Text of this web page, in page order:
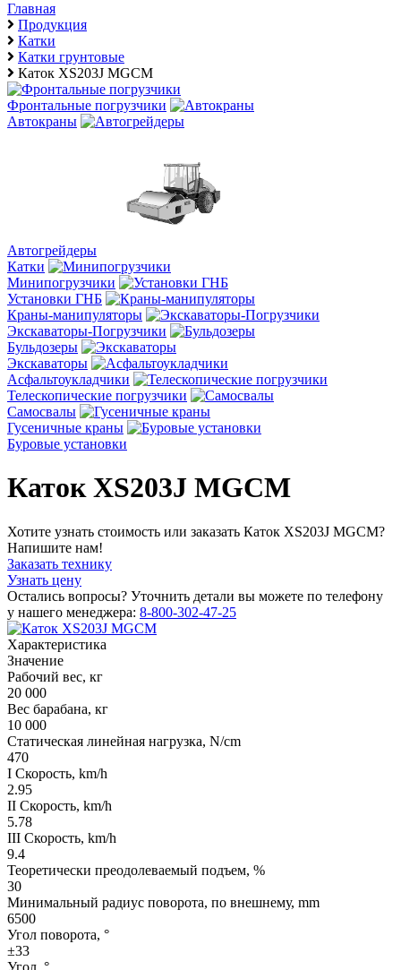
Главная
Продукция
Катки
Катки грунтовые
Каток XS203J MGCM
Фронтальные погрузчики
Автокраны
Автогрейдеры
Катки
Минипогрузчики
Установки ГНБ
Краны-манипуляторы
Экскаваторы-Погрузчики
Бульдозеры
Экскаваторы
Асфальтоукладчики
Телескопические погрузчики
Cамосвалы
Гусеничные краны
Буровые установки
Каток XS203J MGCM
Хотите узнать стоимость или заказать Каток XS203J MGCM?
Напишите нам!
Заказать технику
Узнать цену
Остались вопросы? Уточнить детали вы можете по телефону
у нашего менеджера: 8-800-302-47-25
Характеристика
Значение
Рабочий вес, кг
20 000
Вес барабана, кг
10 000
Статическая линейная нагрузка, N/cm
470
I Скорость, km/h
2.95
II Скорость, km/h
5.78
III Скорость, km/h
9.4
Теоретически преодолеваемый подъем, %
30
Минимальный радиус поворота, по внешнему, mm
6500
Угол поворота, °
±33
Угол, °